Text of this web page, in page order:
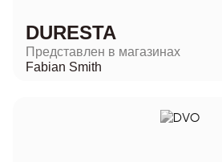
DURESTA
Представлен в магазинах
Fabian Smith